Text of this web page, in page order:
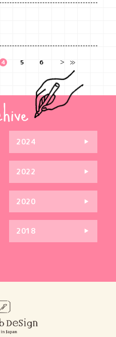
4 5 6 ＞ ≫
2024
2022
2020
2018